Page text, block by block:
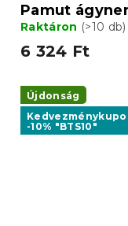
Pamut
Raktáron (>10 db)
6 324 Ft
Újdonság
-10% "BTS10"